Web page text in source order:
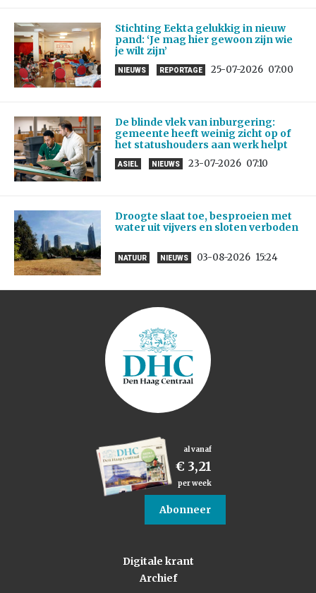
Stichting Eekta gelukkig in nieuw
pand: ‘Je mag hier gewoon zijn wie
je wilt zijn’
NIEUWS REPORTAGE 25-07-2026 07:00
De blinde vlek van inburgering:
gemeente heeft weinig zicht op of
het statushouders aan werk helpt
ASIEL NIEUWS 23-07-2026 07:10
Droogte slaat toe, besproeien met
water uit vijvers en sloten verboden
NATUUR NIEUWS 03-08-2026 15:24
al vanaf
€ 3,21
per week
Abonneer
Digitale krant
Archief